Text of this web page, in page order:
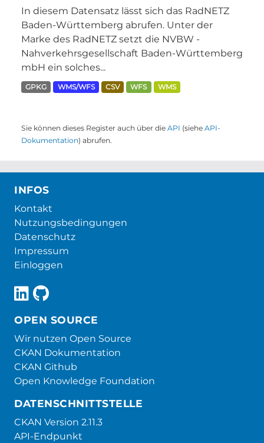
In diesem Datensatz lässt sich das RadNETZ
Baden-Württemberg abrufen. Unter der
Marke des RadNETZ setzt die NVBW -
Nahverkehrsgesellschaft Baden-Württemberg
mbH ein solches...
GPKG WMS/WFS CSV WFS WMS
Sie können dieses Register auch über die API (siehe API-
Dokumentation) abrufen.
INFOS
Kontakt
Nutzungsbedingungen
Datenschutz
Impressum
Einloggen
OPEN SOURCE
Wir nutzen Open Source
CKAN Dokumentation
CKAN Github
Open Knowledge Foundation
DATENSCHNITTSTELLE
CKAN Version 2.11.3
API-Endpunkt